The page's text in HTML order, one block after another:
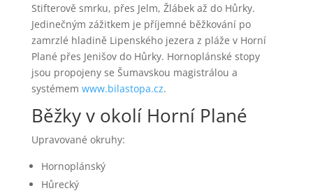
Stifterově smrku, přes Jelm, Žlábek až do Hůrky.
Jedinečným zážitkem je příjemné běžkování po
zamrzlé hladině Lipenského jezera z pláže v Horní
Plané přes Jenišov do Hůrky. Hornoplánské stopy
jsou propojeny se Šumavskou magistrálou a
systémem www.bilastopa.cz.
Běžky v okolí Horní Plané
Upravované okruhy:
Hornoplánský
Hůrecký